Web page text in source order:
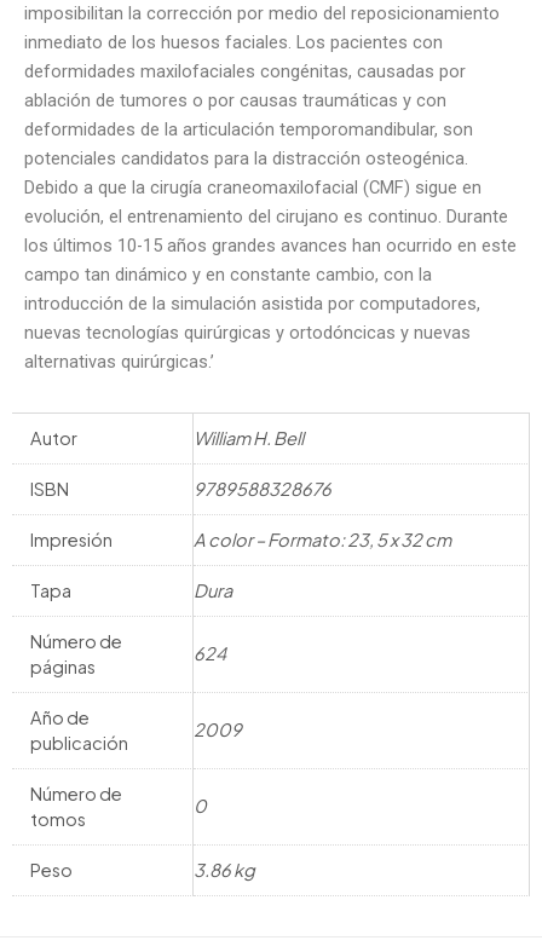
imposibilitan la corrección por medio del reposicionamiento
inmediato de los huesos faciales. Los pacientes con
deformidades maxilofaciales congénitas, causadas por
ablación de tumores o por causas traumáticas y con
deformidades de la articulación temporomandibular, son
potenciales candidatos para la distracción osteogénica.
Debido a que la cirugía craneomaxilofacial (CMF) sigue en
evolución, el entrenamiento del cirujano es continuo. Durante
los últimos 10-15 años grandes avances han ocurrido en este
campo tan dinámico y en constante cambio, con la
introducción de la simulación asistida por computadores,
nuevas tecnologías quirúrgicas y ortodóncicas y nuevas
alternativas quirúrgicas.’
Autor William H. Bell
ISBN 9789588328676
Impresión A color – Formato: 23, 5 x 32 cm
Tapa Dura
Número de
páginas
624
Año de
publicación
2009
Número de
tomos
0
Peso 3.86 kg